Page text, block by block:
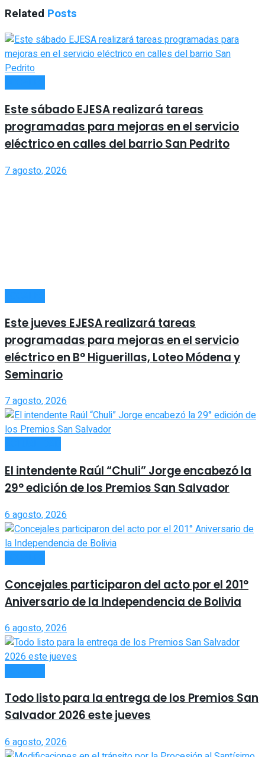
Related Posts
Este sábado EJESA realizará tareas
programadas para mejoras en el servicio
eléctrico en calles del barrio San Pedrito
7 agosto, 2026
Este jueves EJESA realizará tareas
programadas para mejoras en el servicio
eléctrico en B° Higuerillas, Loteo Módena y
Seminario
7 agosto, 2026
El intendente Raúl “Chuli” Jorge encabezó la
29° edición de los Premios San Salvador
6 agosto, 2026
Concejales participaron del acto por el 201°
Aniversario de la Independencia de Bolivia
6 agosto, 2026
Todo listo para la entrega de los Premios San
Salvador 2026 este jueves
6 agosto, 2026